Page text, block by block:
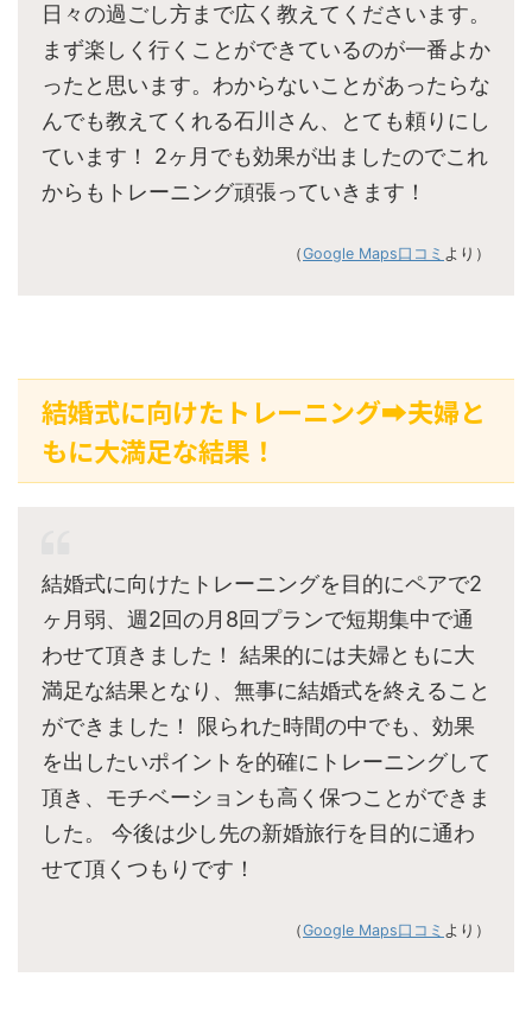
日々の過ごし方まで広く教えてくださいます。
まず楽しく行くことができているのが一番よか
ったと思います。わからないことがあったらな
んでも教えてくれる石川さん、とても頼りにし
ています！ 2ヶ月でも効果が出ましたのでこれ
からもトレーニング頑張っていきます！
（Google Maps口コミ より）
結婚式に向けたトレーニング➡夫婦と
もに大満足な結果！
結婚式に向けたトレーニングを目的にペアで2
ヶ月弱、週2回の月8回プランで短期集中で通
わせて頂きました！ 結果的には夫婦ともに大
満足な結果となり、無事に結婚式を終えること
ができました！ 限られた時間の中でも、効果
を出したいポイントを的確にトレーニングして
頂き、モチベーションも高く保つことができま
した。 今後は少し先の新婚旅行を目的に通わ
せて頂くつもりです！
（Google Maps口コミ より）